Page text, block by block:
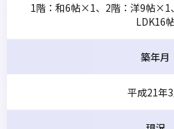
1階：和6帖×1、2階：洋9帖×1
LDK16
築年月
平成21年